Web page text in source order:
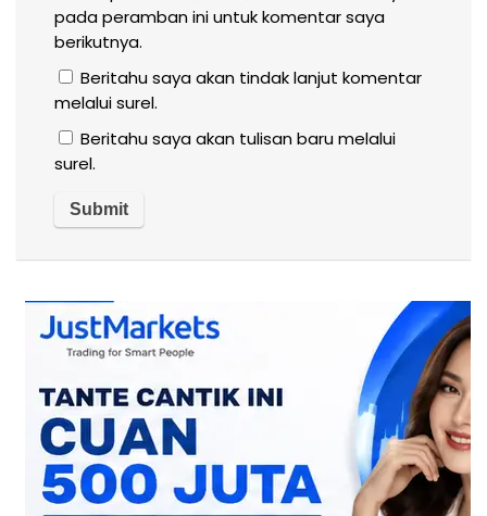
pada peramban ini untuk komentar saya
berikutnya.
Beritahu saya akan tindak lanjut komentar
melalui surel.
Beritahu saya akan tulisan baru melalui
surel.